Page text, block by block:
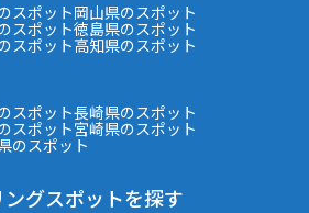
スポット岡山県のスポット
スポット徳島県のスポット
スポット高知県のスポット
スポット長崎県のスポット
スポット宮崎県のスポット
のスポット
グスポットを探す